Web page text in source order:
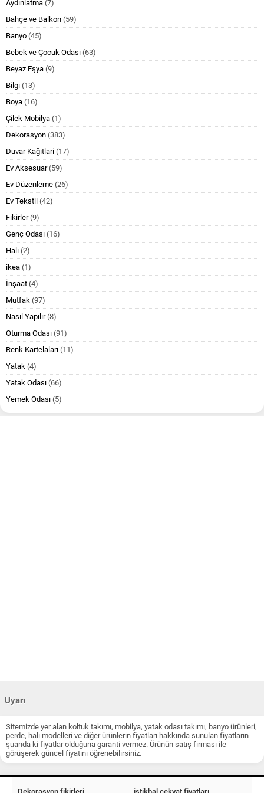
Aydınlatma (7)
Bahçe ve Balkon (59)
Banyo (45)
Bebek ve Çocuk Odası (63)
Beyaz Eşya (9)
Bilgi (13)
Boya (16)
Çilek Mobilya (1)
Dekorasyon (383)
Duvar Kağıtlari (17)
Ev Aksesuar(59)
Ev Düzenleme (26)
Ev Tekstil (42)
Fikirler(9)
Genç Odası (16)
Halı (2)
ikea (1)
İnşaat (4)
Mutfak (97)
Nasıl Yapılır(8)
Oturma Odası (91)
Renk Kartelaları (11)
Yatak (4)
Yatak Odası (66)
Yemek Odası (5)
Uyarı
Sitemizde yer alan koltuk takımı, mobilya, yatak odası takımı, banyo ürünleri,
perde, halı modelleri ve diğer ürünlerin fiyatları hakkında sunulan fiyatların
şuanda ki fiyatlar olduğuna garanti vermez. Ürünün satış firması ile
görüşerek güncel fiyatını öğrenebilirsiniz.